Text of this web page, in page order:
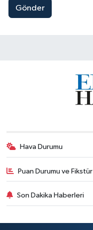
Gönder
Hava Durumu
Puan Durumu ve Fikstür
Son Dakika Haberleri